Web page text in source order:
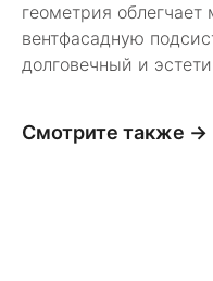
геометрия
вентфасадную
долговечный и
Смотрите также →